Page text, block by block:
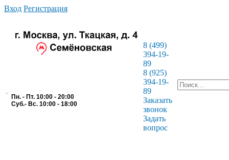
Вход Регистрация
Пн. - Пт. 10:00 - 20:00
Суб.- Вс. 10:00 - 18:00
8 (499)
394-19-
89
8 (925)
394-19-
89
Заказать
звонок
Задать
вопрос